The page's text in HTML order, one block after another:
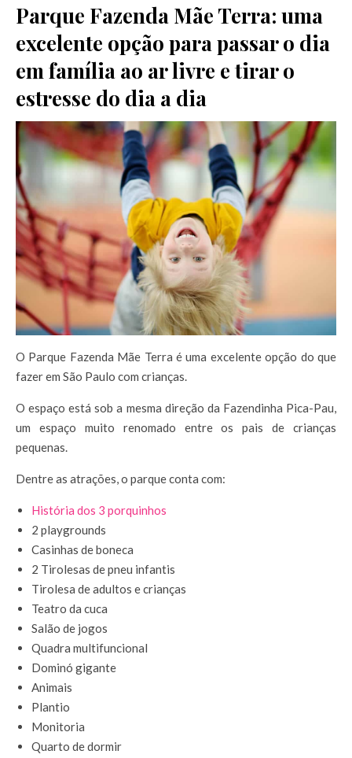
Parque Fazenda Mãe Terra: uma
excelente opção para passar o dia
em família ao ar livre e tirar o
estresse do dia a dia
O Parque Fazenda Mãe Terra é uma excelente opção do que
fazer em São Paulo com crianças.
O espaço está sob a mesma direção da Fazendinha Pica-Pau,
um espaço muito renomado entre os pais de crianças
pequenas.
Dentre as atrações, o parque conta com:
História dos 3 porquinhos
2 playgrounds
Casinhas de boneca
2 Tirolesas de pneu infantis
Tirolesa de adultos e crianças
Teatro da cuca
Salão de jogos
Quadra multifuncional
Dominó gigante
Animais
Plantio
Monitoria
Quarto de dormir